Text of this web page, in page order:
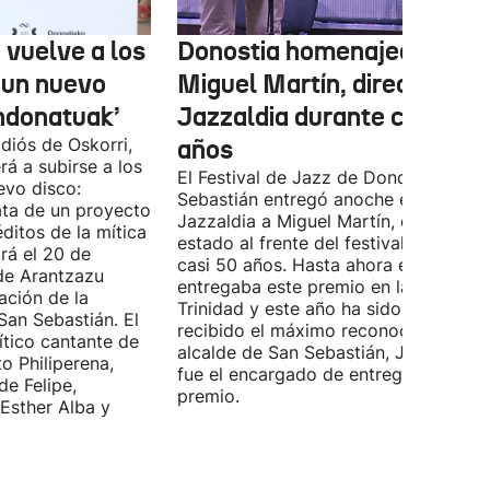
vuelve a los
nuevo
de Oskorri,
a subirse a los
disco:
de un proyecto
de la mítica
el 20 de
Arantzazu
de la
Sebastián. El
cantante de
Philiperena,
Felipe,
Alba y
Donostia homenajea a
Miguel Martín, director del
Jazzaldia durante casi 50
años
El Festival de Jazz de Donostia-San
Sebastián entregó anoche el premio
Jazzaldia a Miguel Martín, quien ha
estado al frente del festival durante
casi 50 años. Hasta ahora era él
entregaba este premio en la Plaza
Trinidad y este año ha sido él quien
recibido el máximo reconocimiento.
alcalde de San Sebastián, Jon
fue el encargado de entregarle el
premio.